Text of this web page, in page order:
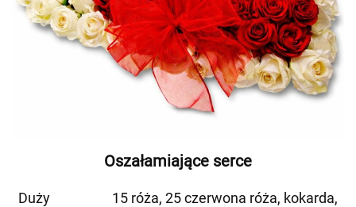
Oszałamiające serce
Duży
15 róża, 25 czerwona róża, kokarda,